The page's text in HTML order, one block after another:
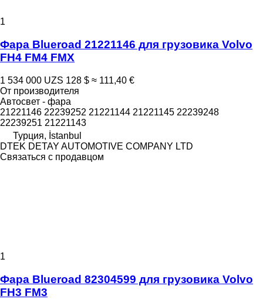
1
Фара Blueroad 21221146 для грузовика Volvo
FH4 FM4 FMX
1 534 000 UZS 128 $ ≈ 111,40 €
От производителя
Автосвет - фара
21221146 22239252 21221144 21221145 22239248
22239251 21221143
Турция, İstanbul
DTEK DETAY AUTOMOTIVE COMPANY LTD
Связаться с продавцом
1
Фара Blueroad 82304599 для грузовика Volvo
FH3 FM3